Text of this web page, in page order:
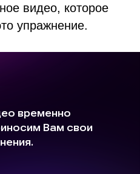
видео, которое
упражнение.